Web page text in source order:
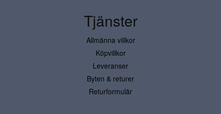
Tjänster
Allmänna villkor
Köpvillkor
Leveranser
Byten & returer
Returformulär